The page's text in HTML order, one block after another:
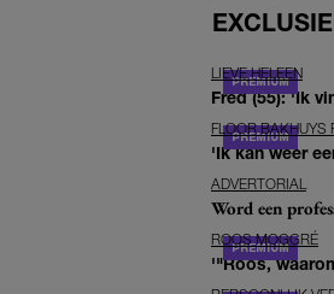
LIEVE HELEEN
Fred (55): 'Ik
FLOOR BAKHUYS
'Ik kan weer
ADVERTORIAL
Word een
ROOS MOGGRÉ
'"Roos,